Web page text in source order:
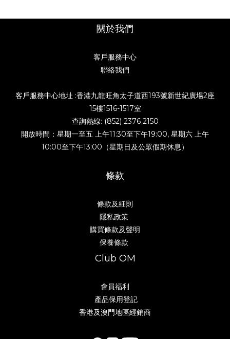
關於我們
客戶服務中心
聯絡我們
客戶服務中心地址 :香港九龍旺角太子道西193號新世紀廣場2座
15樓1516-1517室
查詢熱線: (852) 2376 2150
開放時間：星期一至五 上午11:30至下午19:00, 星期六 上午
10:00至下午13:00（星期日及公眾假期休息）
條款
條款及細則
隱私政策
購買條款及聲明
保養條款
Club OM
會員福利
產品保用登記
香港及澳門地區經銷商